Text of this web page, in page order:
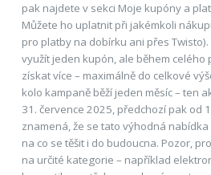
pak najdete v sekci Moje kupóny a
Můžete ho uplatnit při jakémkoli
pro platby na dobírku ani přes
využít jeden kupón, ale během celého
získat více – maximálně do celkové
kolo kampaně běží jeden měsíc – ten
31. července 2025, předchozí pak od
znamená, že se tato výhodná
na co se těšit i do budoucna. Pozor,
na určité kategorie – například